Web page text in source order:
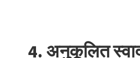
4. अनुकूलित